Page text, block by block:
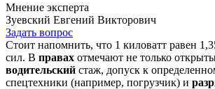
Мнение эксперта
Зуевский Евгений Викторович
Задать вопрос
Стоит напомнить, что 1 киловатт равен
сил. В правах отмечают не только
водительский стаж, допуск к
спецтехники (например, погрузчик) и